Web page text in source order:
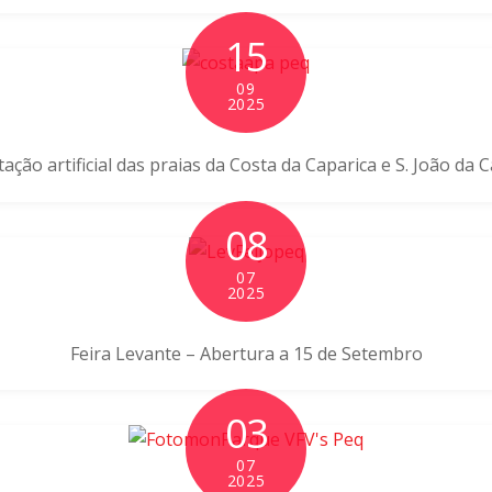
15
09
2025
artificial das praias da Costa da Caparica e S. João da
08
07
2025
Feira Levante – Abertura a 15 de Setembro
03
07
2025